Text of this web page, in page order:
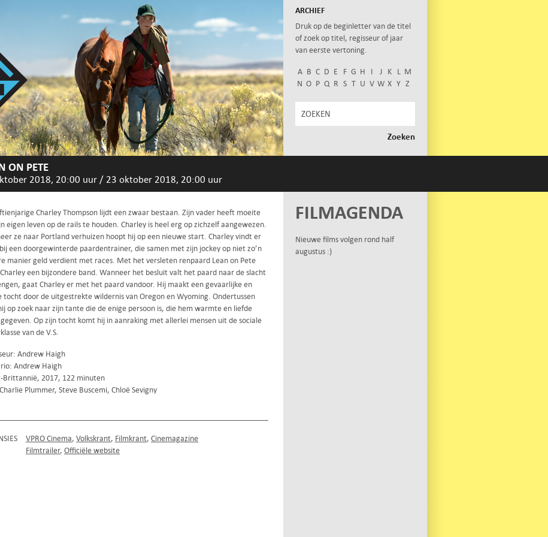
ARCHIEF
Druk op de beginletter van de titel
of zoek op titel, regisseur of jaar
van eerste vertoning.
A B C D E F G H I J K L M
N O P Q R S T U V W X Y Z
ON PETE
2018, 20:00 uur / 23 oktober 2018, 20:00 uur
Charley Thompson lijdt een zwaar bestaan. Zijn vader heeft moeite
eigen leven op de rails te houden. Charley is heel erg op zichzelf aangewezen.
ze naar Portland verhuizen hoopt hij op een nieuwe start. Charley vindt er
een doorgewinterde paardentrainer, die samen met zijn jockey op niet zo’n
manier geld verdient met races. Met het versleten renpaard Lean on Pete
een bijzondere band. Wanneer het besluit valt het paard naar de slacht
gaat Charley er met het paard vandoor. Hij maakt een gevaarlijke en
tocht door de uitgestrekte wildernis van Oregon en Wyoming. Ondertussen
op zoek naar zijn tante die de enige persoon is, die hem warmte en liefde
Op zijn tocht komt hij in aanraking met allerlei mensen uit de sociale
van de V.S.
Andrew Haigh
Andrew Haigh
Brittannië, 2017, 122 minuten
Plummer, Steve Buscemi, Chloë Sevigny
VPRO Cinema Volkskrant Filmkrant Cinemagazine
Filmtrailer Officiële website
FILMAGENDA
Nieuwe films volgen rond half
augustus :)